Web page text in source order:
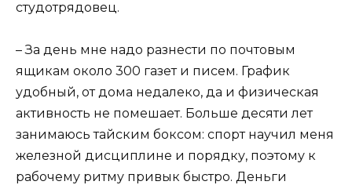
студотрядовец.
– За день мне надо разнести по почтовым
ящикам около 300 газет и писем. График
удобный, от дома недалеко, да и физическая
активность не помешает. Больше десяти лет
занимаюсь тайским боксом: спорт научил меня
железной дисциплине и порядку, поэтому к
рабочему ритму привык быстро. Деньги